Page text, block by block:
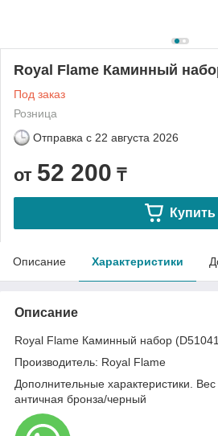
Royal Flame Каминный
Под заказ
Розница
Отправка с 22 августа 2026
от 52 200 ₸
Купить
Описание Характеристики
Описание
Royal Flame Каминный набор
Производитель: Royal Flame
Дополнительные характеристики. Вес
античная бронза/черный